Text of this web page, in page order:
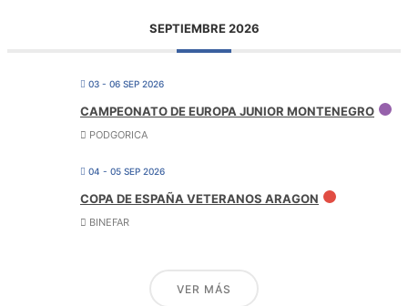
SEPTIEMBRE 2026
03 - 06 SEP 2026
CAMPEONATO DE EUROPA JUNIOR MONTENEGRO
PODGORICA
04 - 05 SEP 2026
COPA DE ESPAÑA VETERANOS ARAGON
BINEFAR
VER MÁS